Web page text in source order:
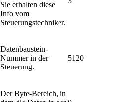
Sie erhalten diese
Info vom
Steuerungstechniker.
Datenbaustein-
Nummer in der
Steuerung.
5120
Der Byte-Bereich, in